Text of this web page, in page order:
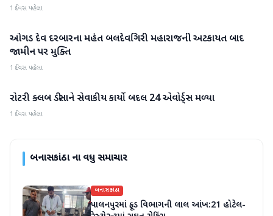
1 દિવસ પહેલા
બનાસકાંઠા
ઓગડ દેવ દરબારના મહંત બલદેવગિરી મહારાજની અટકાયત બાદ
જામીન પર મુક્તિ
1 દિવસ પહેલા
બનાસકાંઠા
રોટરી ક્લબ ડીસાને સેવાકીય કાર્યો બદલ 24 એવોર્ડ્સ મળ્યા
1 દિવસ પહેલા
બનાસકાંઠાના વધુ સમાચાર
બનાસકાંઠા
પાલનપુરમાં ફૂડ વિભાગની લાલ આંખ:21 હોટેલ-